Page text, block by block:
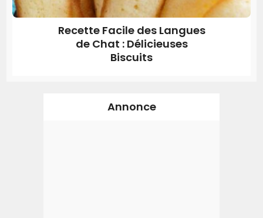
Recette Facile des Langues
de Chat : Délicieuses
Biscuits
Annonce